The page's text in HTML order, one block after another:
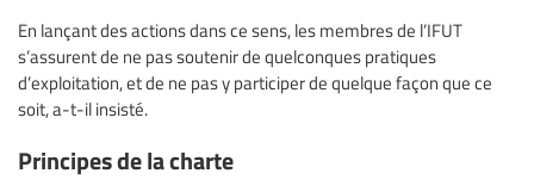
En lançant des actions dans ce sens, les membres de l’IFUT
s’assurent de ne pas soutenir de quelconques pratiques
d’exploitation, et de ne pas y participer de quelque façon que ce
soit, a-t-il insisté.
Principes de la charte